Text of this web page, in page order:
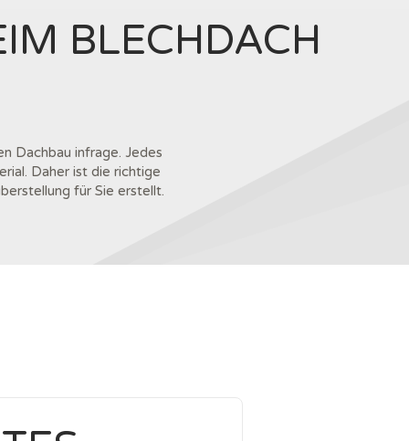
BLECHDACH
Dachbau infrage. Jedes
Daher ist die richtige
für Sie erstellt.